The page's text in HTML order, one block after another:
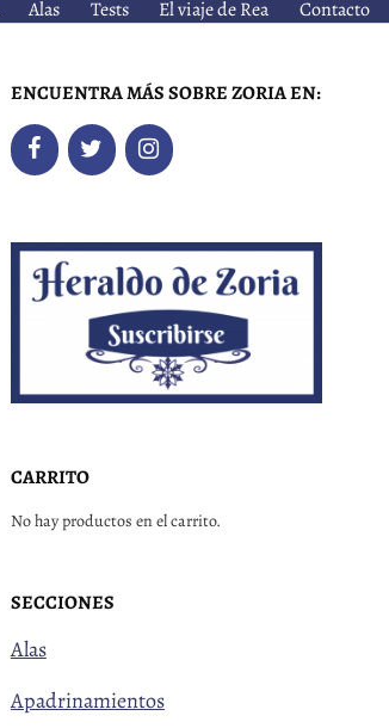
Alas Tests El viaje de Rea Contacto
ENCUENTRA MÁS SOBRE ZORIA EN:
CARRITO
No hay productos en el carrito.
SECCIONES
Alas
Apadrinamientos